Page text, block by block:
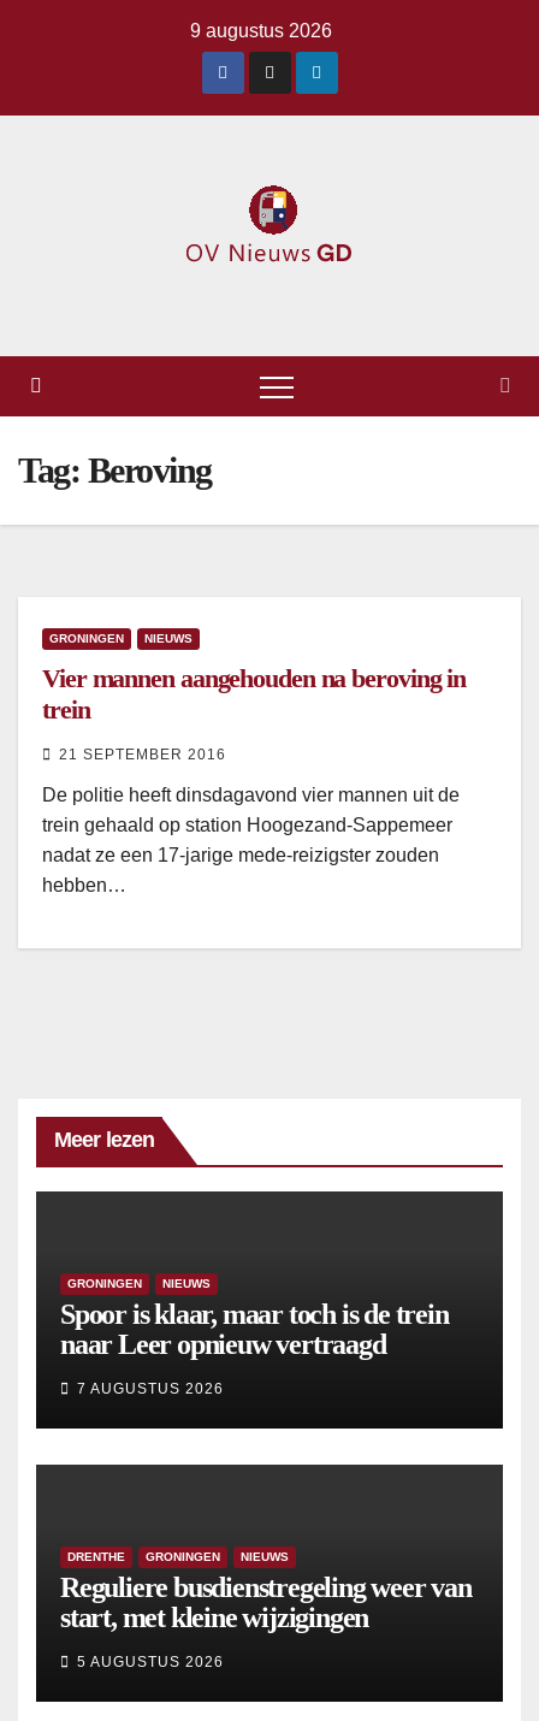
9 augustus 2026
Tag: Beroving
GRONINGEN NIEUWS
Vier mannen aangehouden na beroving in
trein
21 SEPTEMBER 2016
De politie heeft dinsdagavond vier mannen uit de
trein gehaald op station Hoogezand-Sappemeer
nadat ze een 17-jarige mede-reizigster zouden
hebben…
Meer lezen
GRONINGEN NIEUWS
Spoor is klaar, maar toch is de trein
naar Leer opnieuw vertraagd
7 AUGUSTUS 2026
DRENTHE GRONINGEN NIEUWS
Reguliere busdienstregeling weer van
start, met kleine wijzigingen
5 AUGUSTUS 2026